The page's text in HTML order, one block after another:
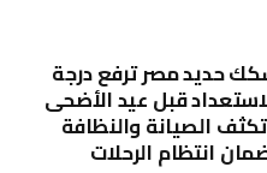
حديد مصر ترفع درجة
قبل عيد الأضحى
الصيانة والنظافة
انتظام الرحلات